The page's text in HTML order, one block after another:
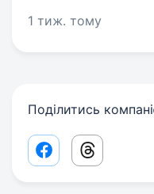
1 тиж. тому
Поділитись
Facebook share
Threads